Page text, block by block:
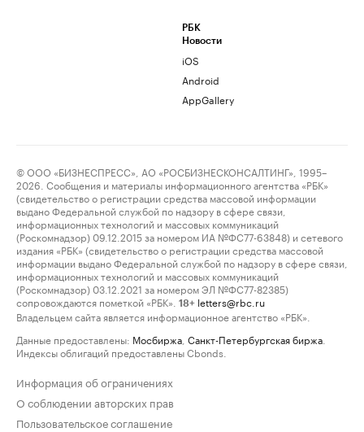
РБК
Новости
iOS
Android
AppGallery
© ООО «БИЗНЕСПРЕСС», АО «РОСБИЗНЕСКОНСАЛТИНГ», 1995–
2026. Сообщения и материалы информационного агентства «РБК»
(свидетельство о регистрации средства массовой информации
выдано Федеральной службой по надзору в сфере связи,
информационных технологий и массовых коммуникаций
(Роскомнадзор) 09.12.2015 за номером ИА №ФС77-63848) и сетевого
издания «РБК» (свидетельство о регистрации средства массовой
информации выдано Федеральной службой по надзору в сфере связи,
информационных технологий и массовых коммуникаций
(Роскомнадзор) 03.12.2021 за номером ЭЛ №ФС77-82385)
сопровождаются пометкой «РБК».
18+ letters@rbc.ru
Владельцем сайта является информационное агентство «РБК».
Данные предоставлены: Мосбиржа Санкт-Петербургская биржа
Индексы облигаций предоставлены Cbonds.
Информация об ограничениях
О соблюдении авторских прав
Пользовательское соглашение